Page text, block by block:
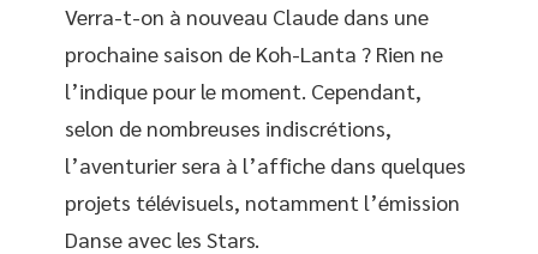
Verra-t-on à nouveau Claude dans une
prochaine saison de Koh-Lanta ? Rien ne
l’indique pour le moment. Cependant,
selon de nombreuses indiscrétions,
l’aventurier sera à l’affiche dans quelques
projets télévisuels, notamment l’émission
Danse avec les Stars.